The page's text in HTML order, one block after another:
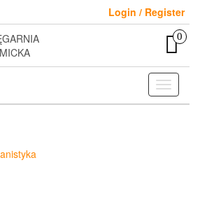
Login / Register
0
Toggle